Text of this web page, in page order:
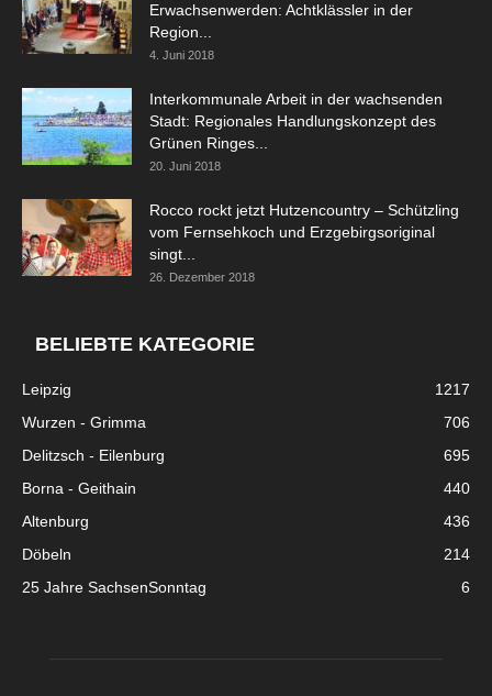
Erwachsenwerden: Achtklässler in der
Region...
4. Juni 2018
Interkommunale Arbeit in der wachsenden
Stadt: Regionales Handlungskonzept des
Grünen Ringes...
20. Juni 2018
Rocco rockt jetzt Hutzencountry – Schützling
vom Fernsehkoch und Erzgebirgsoriginal
singt...
26. Dezember 2018
BELIEBTE KATEGORIE
Leipzig
1217
Wurzen - Grimma
706
Delitzsch - Eilenburg
695
Borna - Geithain
440
Altenburg
436
Döbeln
214
25 Jahre SachsenSonntag
6